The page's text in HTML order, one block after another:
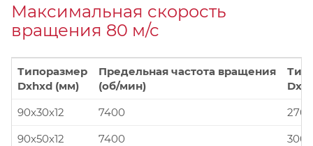
Максимальная скорость
вращения 80 м/с
Типоразмер
Dxhxd (мм)
Предельная частота вращения
(об/мин)
90x30x12
7400
90x50x12
7400